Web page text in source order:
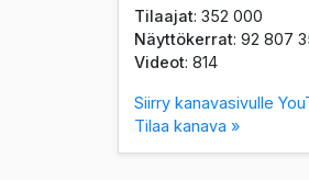
Tilaajat: 352 000
Näyttökerrat: 92 807
Videot: 814
Siirry kanavasivulle
Tilaa kanava »